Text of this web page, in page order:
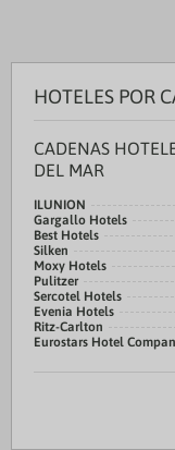
HOTELES POR
CADENAS
DEL MAR
ILUNION
Gargallo Hotels
Best Hotels
Silken
Moxy Hotels
Pulitzer
Sercotel Hotels
Evenia Hotels
Ritz-Carlton
Eurostars Hotel